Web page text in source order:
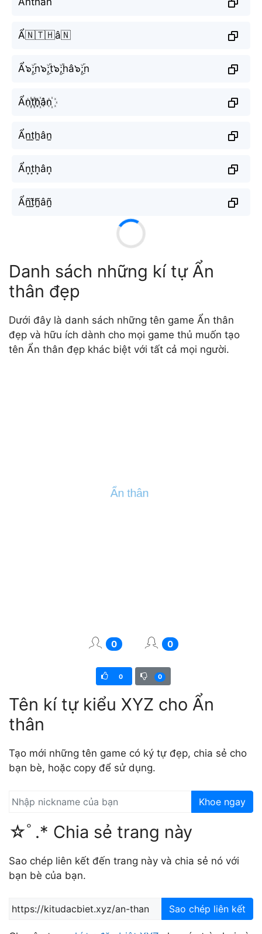
Ẩ🇳🇹🇭â🇳
Ẩ๖ۣۜ;n๖ۣۜ;t๖ۣۜ;hâ๖ۣۜ;n
Ẩn꙰t꙰h꙰ân꙰
Ẩn̫t̫h̫ân̫
Ẩn͙t͙h͙ân͙
Ẩñ̰t̰̃h̰̃âñ̰
Danh sách những kí tự Ẩn
thân đẹp
Dưới đây là danh sách những tên game Ẩn thân
đẹp và hữu ích dành cho mọi game thủ muốn tạo
tên Ẩn thân đẹp khác biệt với tất cả mọi người.
0 0
0 0
Tên kí tự kiểu XYZ cho Ẩn
thân
Tạo mới những tên game có ký tự đẹp, chia sẻ cho
bạn bè, hoặc copy để sử dụng.
Khoe ngay
☆ﾟ.* Chia sẻ trang này
Sao chép liên kết đến trang này và chia sẻ nó với
bạn bè của bạn.
Sao chép liên kết